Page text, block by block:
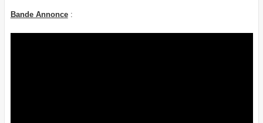
Bande Annonce: